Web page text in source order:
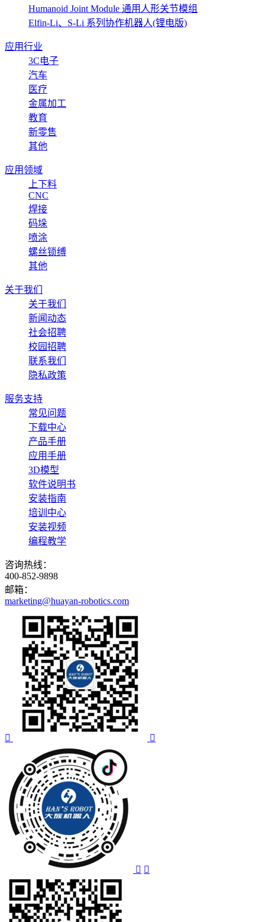
Humanoid Joint Module 通用人形关节模组
Elfin-Li、S-Li 系列协作机器人(锂电版)
应用行业
3C电子
汽车
医疗
金属加工
教育
新零售
其他
应用领域
上下料
CNC
焊接
码垛
喷涂
螺丝锁缚
其他
关于我们
关于我们
新闻动态
社会招聘
校园招聘
联系我们
隐私政策
服务支持
常见问题
下载中心
产品手册
应用手册
3D模型
软件说明书
安装指南
培训中心
安装视频
编程教学
咨询热线：
400-852-9898
邮箱：
marketing@huayan-robotics.com